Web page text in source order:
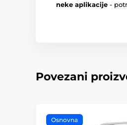
neke aplikacije -
Povezani
Osnovna